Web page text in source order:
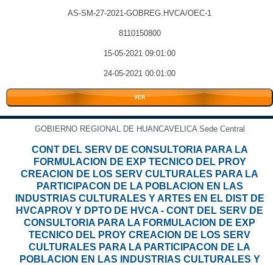
AS-SM-27-2021-GOBREG.HVCA/OEC-1
8110150800
15-05-2021 09:01:00
24-05-2021 00:01:00
VER
GOBIERNO REGIONAL DE HUANCAVELICA Sede Central
CONT DEL SERV DE CONSULTORIA PARA LA
FORMULACION DE EXP TECNICO DEL PROY
CREACION DE LOS SERV CULTURALES PARA LA
PARTICIPACON DE LA POBLACION EN LAS
INDUSTRIAS CULTURALES Y ARTES EN EL DIST DE
HVCAPROV Y DPTO DE HVCA - CONT DEL SERV DE
CONSULTORIA PARA LA FORMULACION DE EXP
TECNICO DEL PROY CREACION DE LOS SERV
CULTURALES PARA LA PARTICIPACON DE LA
POBLACION EN LAS INDUSTRIAS CULTURALES Y